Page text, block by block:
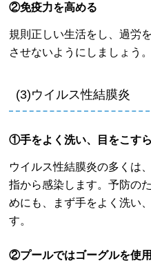
②免疫力を高める
規則正しい生活をし、過労
させないようにしましょう。
(3)ウイルス性結膜炎
①手をよく洗い、目をこす
ウイルス性結膜炎の多くは
指から感染します。予防の
めにも、まず手をよく洗い
す。
②プールではゴーグルを使